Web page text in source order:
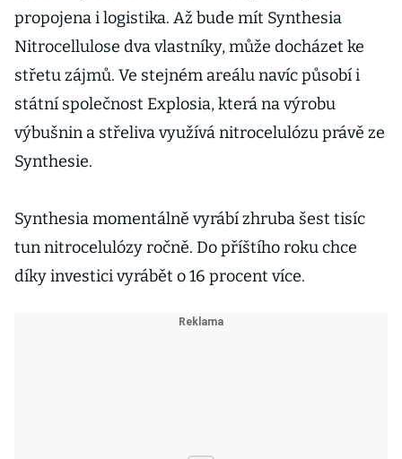
propojena i logistika. Až bude mít Synthesia
Nitrocellulose dva vlastníky, může docházet ke
střetu zájmů. Ve stejném areálu navíc působí i
státní společnost Explosia, která na výrobu
výbušnin a střeliva využívá nitrocelulózu právě ze
Synthesie.
Synthesia momentálně vyrábí zhruba šest tisíc
tun nitrocelulózy ročně. Do příštího roku chce
díky investici vyrábět o 16 procent více.